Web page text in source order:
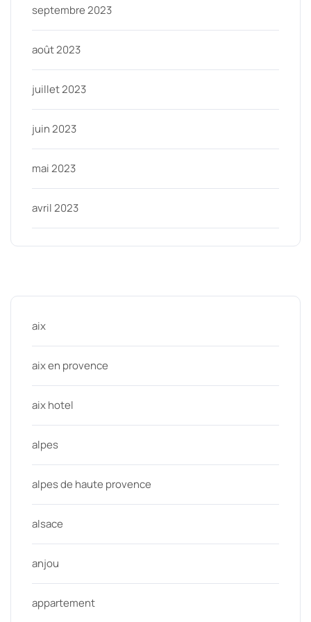
septembre 2023
août 2023
juillet 2023
juin 2023
mai 2023
avril 2023
aix
aix en provence
aix hotel
alpes
alpes de haute provence
alsace
anjou
appartement